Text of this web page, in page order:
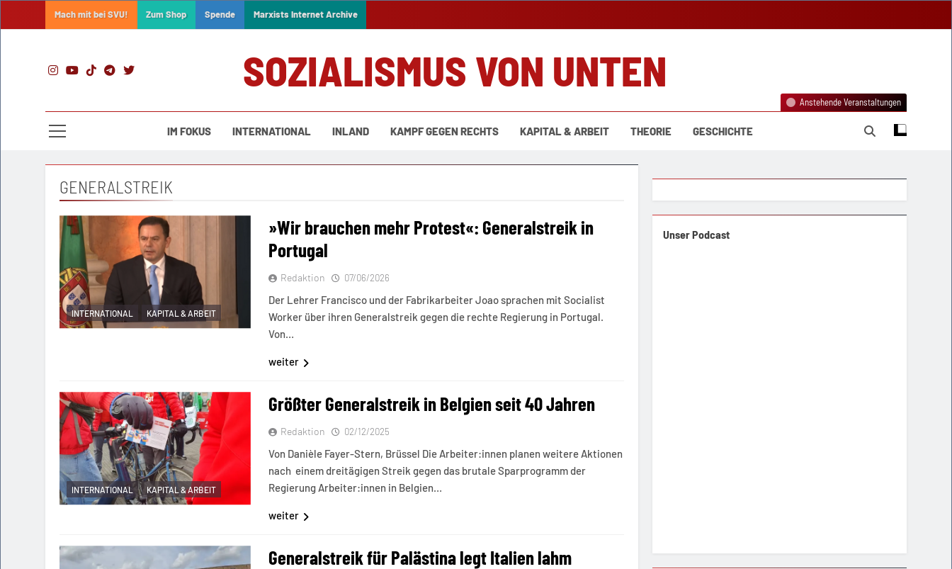
Mach mit bei SVU! Zum Shop Spende Marxists Internet Archive
SOZIALISMUS VON UNTEN
IM FOKUS INTERNATIONAL INLAND KAMPF GEGEN RECHTS KAPITAL & ARBEIT THEORIE GESCHICHTE
Anstehende Veranstaltungen
GENERALSTREIK
INTERNATIONAL KAPITAL & ARBEIT
»Wir brauchen mehr Protest«: Generalstreik in
Portugal
Redaktion 07/06/2026
Der Lehrer Francisco und der Fabrikarbeiter Joao sprachen mit Socialist
Worker über ihren Generalstreik gegen die rechte Regierung in Portugal.
Von…
weiter
INTERNATIONAL KAPITAL & ARBEIT
Größter Generalstreik in Belgien seit 40 Jahren
Redaktion 02/12/2025
Von Danièle Fayer-Stern, Brüssel Die Arbeiter:innen planen weitere Aktionen
nach einem dreitägigen Streik gegen das brutale Sparprogramm der
Regierung Arbeiter:innen in Belgien…
weiter
Generalstreik für Palästina legt Italien lahm
Unser Podcast